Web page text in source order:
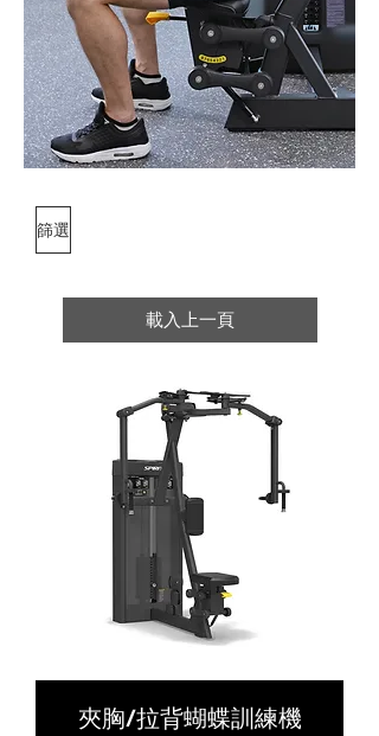
篩選
載入上一頁
夾胸/拉背蝴蝶訓練機